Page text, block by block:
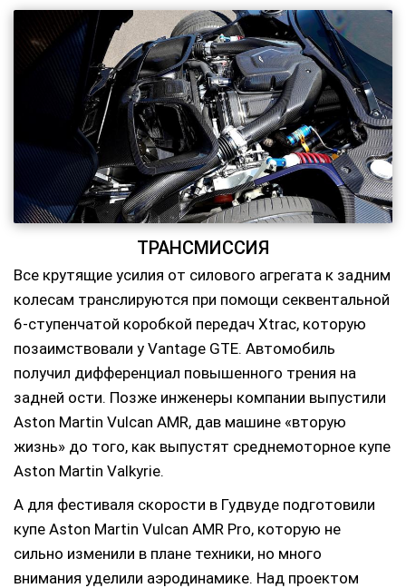
ТРАНСМИССИЯ
Все крутящие усилия от силового агрегата к задним
колесам транслируются при помощи секвентальной
6-ступенчатой коробкой передач Xtrac, которую
позаимствовали у Vantage GTE. Автомобиль
получил дифференциал повышенного трения на
задней ости. Позже инженеры компании выпустили
Aston Martin Vulcan AMR, дав машине «вторую
жизнь» до того, как выпустят среднемоторное купе
Aston Martin Valkyrie.
А для фестиваля скорости в Гудвуде подготовили
купе Aston Martin Vulcan AMR Pro, которую не
сильно изменили в плане техники, но много
внимания уделили аэродинамике. Над проектом